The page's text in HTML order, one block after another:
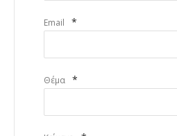
Email *
Θέμα *